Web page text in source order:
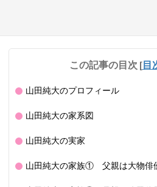
この記事の目次 [目
山田純大のプロフィール
山田純大の家系図
山田純大の実家
山田純大の家族① 父親は大物俳